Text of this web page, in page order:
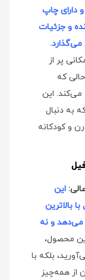
دارای چاپ
و جزئیات
پر از
که
می‌کند. این
به دنبال
و کودکانه
این
بالاترین
و نه
محصول،
بلکه با
از همه‌چیز